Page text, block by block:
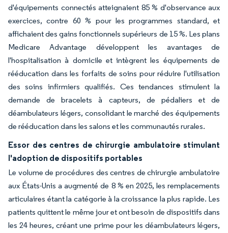
d'équipements connectés atteignaient 85 % d'observance aux
exercices, contre 60 % pour les programmes standard, et
affichaient des gains fonctionnels supérieurs de 15 %. Les plans
Medicare Advantage développent les avantages de
l'hospitalisation à domicile et intègrent les équipements de
rééducation dans les forfaits de soins pour réduire l'utilisation
des soins infirmiers qualifiés. Ces tendances stimulent la
demande de bracelets à capteurs, de pédaliers et de
déambulateurs légers, consolidant le marché des équipements
de rééducation dans les salons et les communautés rurales.
Essor des centres de chirurgie ambulatoire stimulant
l'adoption de dispositifs portables
Le volume de procédures des centres de chirurgie ambulatoire
aux États-Unis a augmenté de 8 % en 2025, les remplacements
articulaires étant la catégorie à la croissance la plus rapide. Les
patients quittent le même jour et ont besoin de dispositifs dans
les 24 heures, créant une prime pour les déambulateurs légers,